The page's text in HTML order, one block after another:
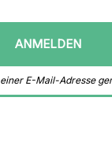
E-Mail-Adresse